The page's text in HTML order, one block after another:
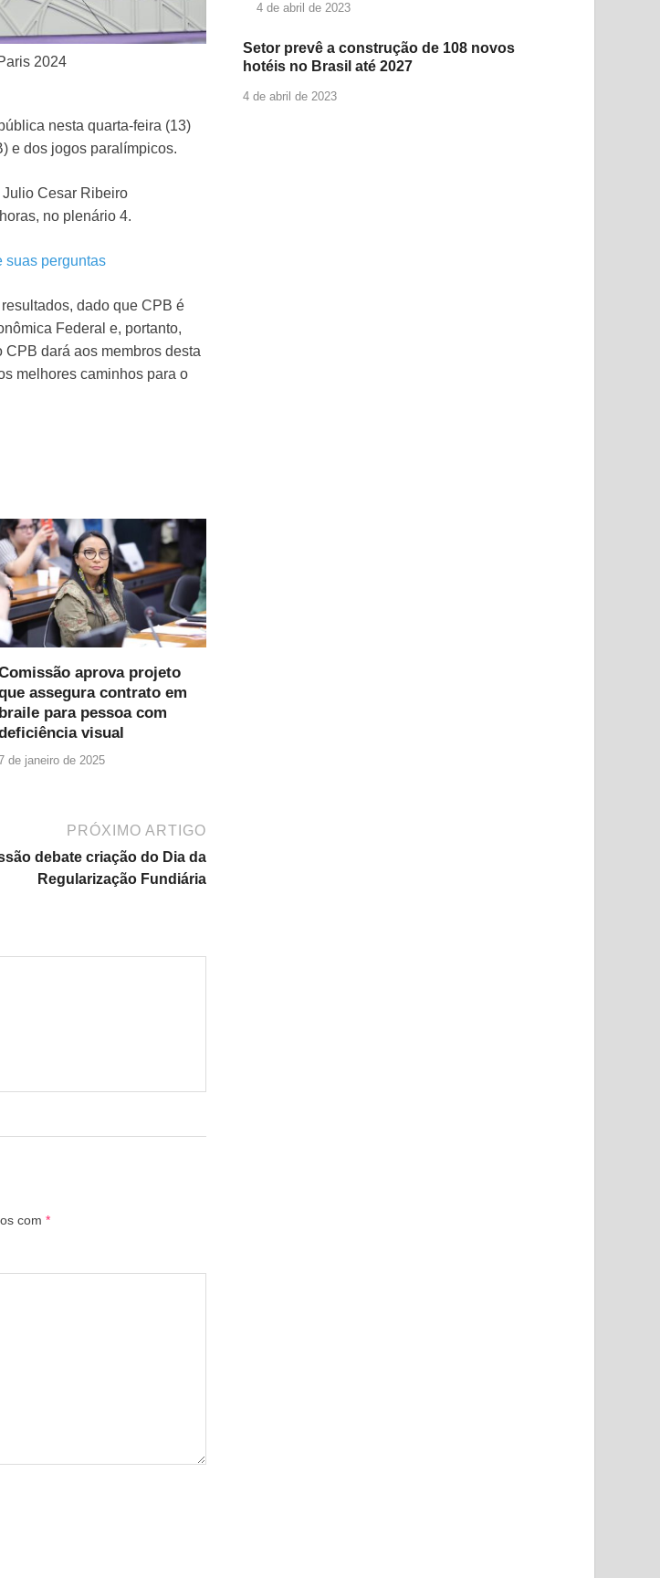
2024
nesta quarta-feira (13)
e dos jogos paralímpicos.
Cesar Ribeiro
no plenário 4.
suas perguntas
dado que CPB é
Federal e, portanto,
dará aos membros desta
melhores caminhos para o
aprova projeto
assegura contrato em
braile para pessoa com
visual
de janeiro de 2025
PRÓXIMO ARTIGO
debate criação do Dia da
Regularização Fundiária
com *
4 de abril de 2023
Setor prevê a construção de 108 novos
hotéis no Brasil até 2027
4 de abril de 2023